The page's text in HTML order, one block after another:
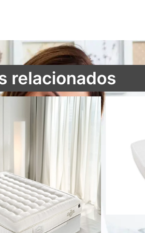
relacionados
Hannes
769,00€
Colchón